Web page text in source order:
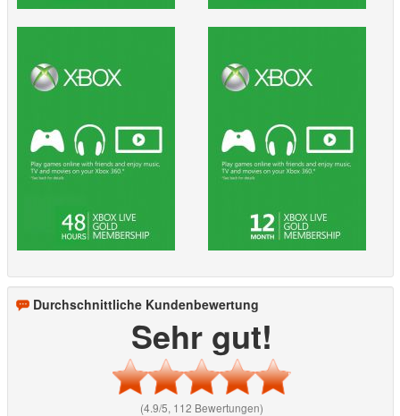
Durchschnittliche Kundenbewertung
Sehr gut!
(4.9/5, 112 Bewertungen)